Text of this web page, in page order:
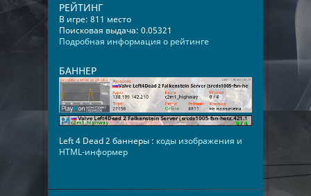
РЕЙТИНГ
В игре: 811 место
Поисковая выдача: 0.05321
Подробная информация о рейтинге
БАННЕР
Left 4 Dead 2 баннеры : коды изображения и
HTML-информер